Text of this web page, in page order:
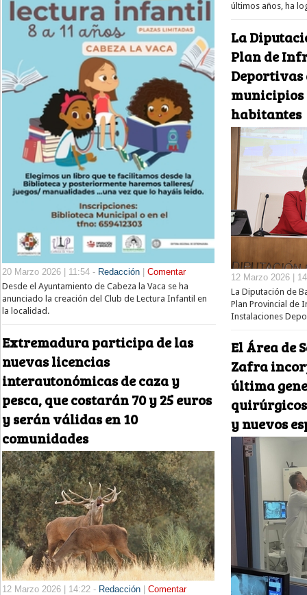
20 Marzo 2026 | 11:54 - Redacción
Comentar
Desde el Ayuntamiento de Cabeza la Vaca se ha
anunciado la creación del Club de Lectura Infantil en
la localidad.
Extremadura participa de las
nuevas licencias
interautonómicas de caza y
pesca, que costarán 70 y 25 euros
y serán válidas en 10
comunidades
12 Marzo 2026 | 14:22 - Redacción
Comentar
últimos años, ha
La
Plan de
Deportivas
municipios
habitantes
12 Marzo 2026 |
La Diputación de
Plan Provincial de
Instalaciones
El Área de
Zafra
última
y nuevos